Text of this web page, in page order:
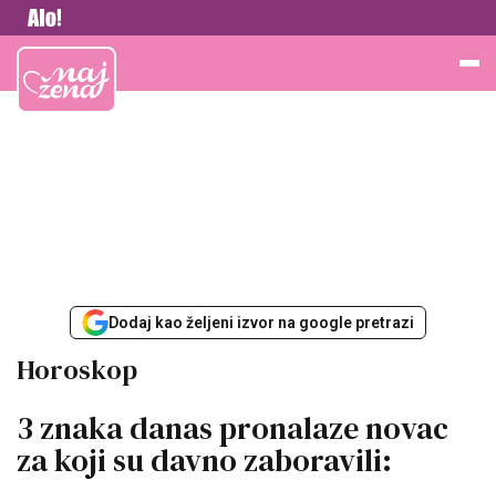
Vesti
Najžena
Dodaj kao željeni izvor na google pretrazi
Horoskop
3 znaka danas pronalaze novac
za koji su davno zaboravili: